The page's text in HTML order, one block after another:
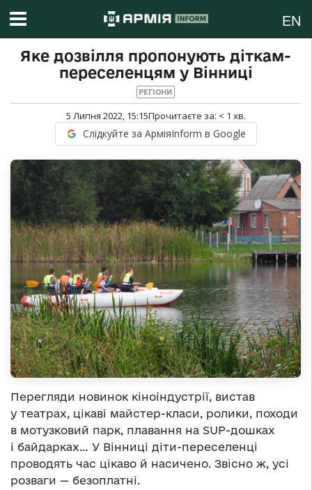
EN
Яке дозвілля пропонують діткам-
переселенцям у Вінниці
РЕГІОНИ
5 Липня 2022, 15:15Прочитаєте за: < 1 хв.
Слідкуйте за АрміяInform в Google
Перегляди новинок кіноіндустрії, вистав
у театрах, цікаві майстер-класи, ролики, походи
в мотузковий парк, плавання на SUP-дошках
і байдарках… У Вінниці діти-переселенці
проводять час цікаво й насичено. Звісно ж, усі
розваги — безоплатні.